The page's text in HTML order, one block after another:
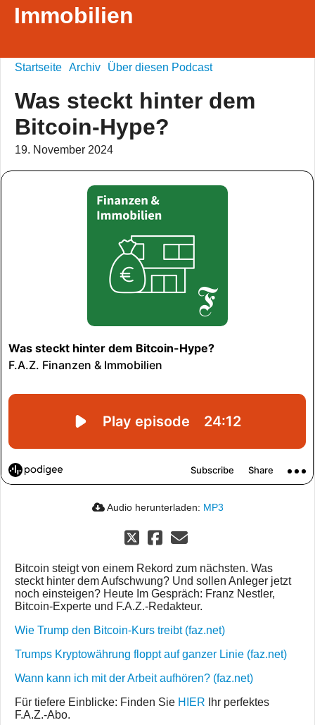
Immobilien
Startseite Archiv Über diesen Podcast
Was steckt hinter dem
Bitcoin-Hype?
19. November 2024
Audio herunterladen: MP3
Bitcoin steigt von einem Rekord zum nächsten. Was
steckt hinter dem Aufschwung? Und sollen Anleger jetzt
noch einsteigen? Heute Im Gespräch: Franz Nestler,
Bitcoin-Experte und F.A.Z.-Redakteur.
Wie Trump den Bitcoin-Kurs treibt (faz.net)
Trumps Kryptowährung floppt auf ganzer Linie (faz.net)
Wann kann ich mit der Arbeit aufhören? (faz.net)
Für tiefere Einblicke: Finden Sie HIER Ihr perfektes
F.A.Z.-Abo.